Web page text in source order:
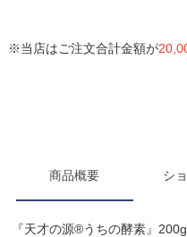
※当店はご注文合計金額が
商品概要 シ
『天才の源®︎うちの酵素』200g